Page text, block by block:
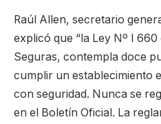
Raúl Allen, secretario
explicó que “la Ley Nº I
Seguras, contempla doce
cumplir un establecimiento
con seguridad. Nunca se
en el Boletín Oficial. La